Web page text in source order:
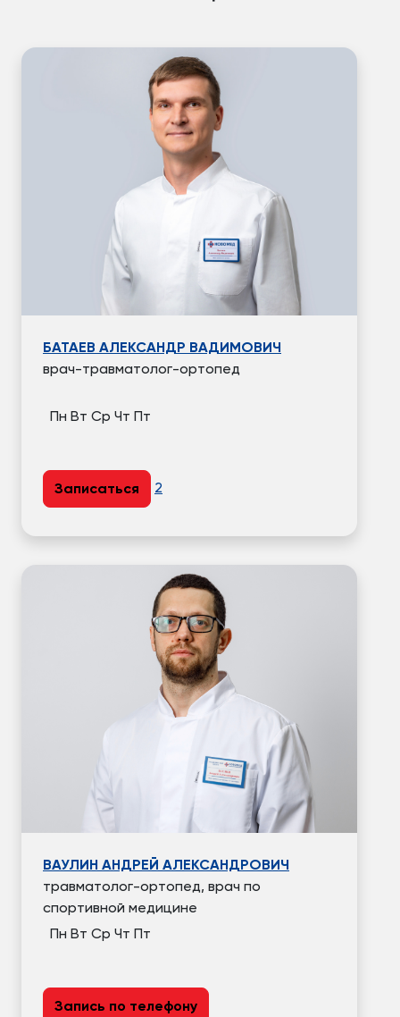
БАТАЕВ АЛЕКСАНДР ВАДИМОВИЧ
врач-травматолог-ортопед
Пн Вт Ср Чт Пт
Записаться 2
ВАУЛИН АНДРЕЙ АЛЕКСАНДРОВИЧ
травматолог-ортопед, врач по
спортивной медицине
Пн Вт Ср Чт Пт
Запись по телефону